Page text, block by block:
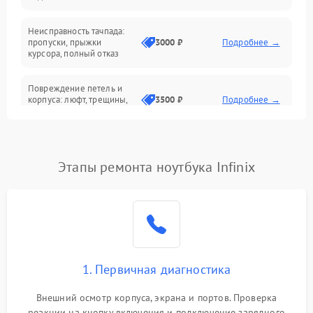
Сеть и интернет
Неисправность тачпада:
пропуски, прыжки
курсора, полный отказ
3000 ₽ Подробнее →
Повреждение петель и
корпуса: люфт, трещины,
3500 ₽ Подробнее →
невозможность зарядки,
2500 ₽ Подробнее →
2000 ₽
Перегрев из‑за пыли,
неисправности кулера
Этапы ремонта ноутбука Infinix
1. Первичная диагностика
Внешний осмотр корпуса, экрана и портов. Проверка